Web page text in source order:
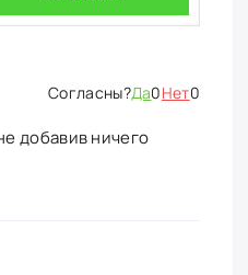
Да0Нет0
добавив ничего